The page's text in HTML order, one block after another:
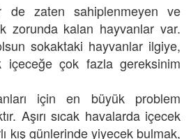
de zaten sahiplenmeyen ve
zorunda kalan hayvanlar var.
sokaktaki hayvanlar ilgiye,
içeceğe çok fazla gereksinim
için en büyük problem
Aşırı sıcak havalarda içecek
kış günlerinde yiyecek bulmak,